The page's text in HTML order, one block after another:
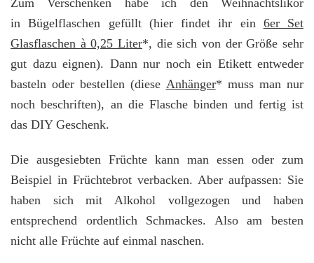
Zum Verschenken habe ich den Weihnachtslikör
in Bügelflaschen gefüllt (hier findet ihr ein 6er Set
Glasflaschen à 0,25 Liter*, die sich von der Größe sehr
gut dazu eignen). Dann nur noch ein Etikett entweder
basteln oder bestellen (diese Anhänger* muss man nur
noch beschriften), an die Flasche binden und fertig ist
das DIY Geschenk.
Die ausgesiebten Früchte kann man essen oder zum
Beispiel in Früchtebrot verbacken. Aber aufpassen: Sie
haben sich mit Alkohol vollgezogen und haben
entsprechend ordentlich Schmackes. Also am besten
nicht alle Früchte auf einmal naschen.